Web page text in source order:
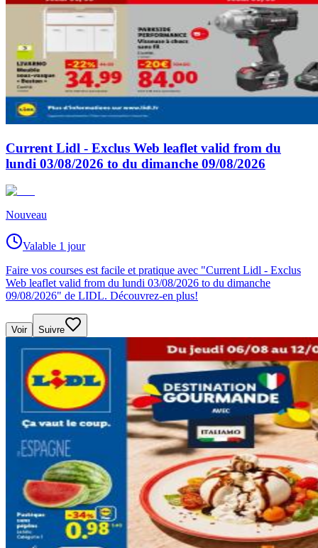
Current Lidl - Exclus Web leaflet valid from du
lundi 03/08/2026 to du dimanche 09/08/2026
Nouveau
Valable 1 jour
Faire vos courses est facile et pratique avec "Current Lidl - Exclus
Web leaflet valid from du lundi 03/08/2026 to du dimanche
09/08/2026" de LIDL. Découvrez-en plus!
Voir Suivre